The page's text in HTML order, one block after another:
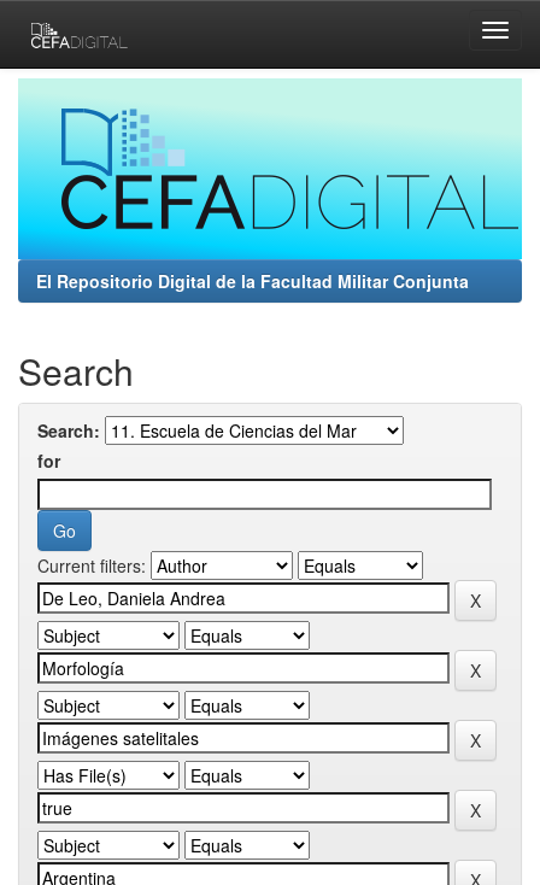
navigation
El Repositorio Digital de la Facultad Militar Conjunta
Search
Search:
for
Current filters: